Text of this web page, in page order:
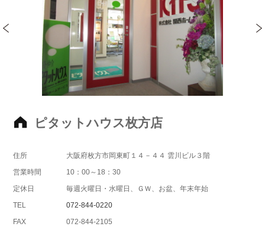
ピタットハウス枚方店
住所
大阪府枚方市岡東町１４－４４ 雲川ビル３階
営業時間
10：00～18：30
定休日
毎週火曜日・水曜日、ＧＷ、お盆、年末年始
TEL
072-844-0220
FAX
072-844-2105